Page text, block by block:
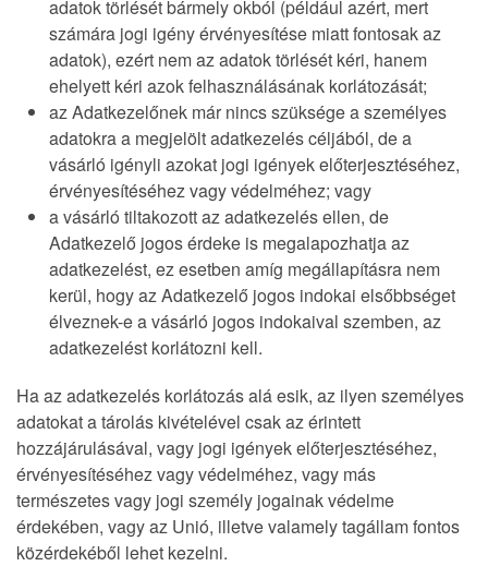
adatok törlését bármely okból (például azért, mert
számára jogi igény érvényesítése miatt fontosak az
adatok), ezért nem az adatok törlését kéri, hanem
ehelyett kéri azok felhasználásának korlátozását;
az Adatkezelőnek már nincs szüksége a személyes
adatokra a megjelölt adatkezelés céljából, de a
vásárló igényli azokat jogi igények előterjesztéséhez,
érvényesítéséhez vagy védelméhez; vagy
a vásárló tiltakozott az adatkezelés ellen, de
Adatkezelő jogos érdeke is megalapozhatja az
adatkezelést, ez esetben amíg megállapításra nem
kerül, hogy az Adatkezelő jogos indokai elsőbbséget
élveznek-e a vásárló jogos indokaival szemben, az
adatkezelést korlátozni kell.
Ha az adatkezelés korlátozás alá esik, az ilyen személyes
adatokat a tárolás kivételével csak az érintett
hozzájárulásával, vagy jogi igények előterjesztéséhez,
érvényesítéséhez vagy védelméhez, vagy más
természetes vagy jogi személy jogainak védelme
érdekében, vagy az Unió, illetve valamely tagállam fontos
közérdekéből lehet kezelni.